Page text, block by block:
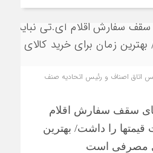
اتاق اصناف و رئیس اتحادیه صنف
سقف سفارش اقلام
آی.تی نباید انتظار ثبات قیمت‎ها را داشت/ بهترین
مصرفی است